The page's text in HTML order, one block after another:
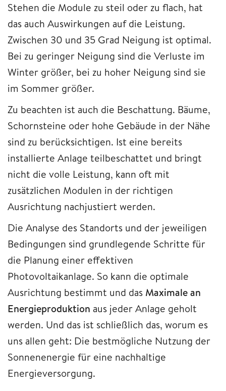
Stehen die Module zu steil oder zu flach, hat
das auch Auswirkungen auf die Leistung.
Zwischen 30 und 35 Grad Neigung ist optimal.
Bei zu geringer Neigung sind die Verluste im
Winter größer, bei zu hoher Neigung sind sie
im Sommer größer.
Zu beachten ist auch die Beschattung. Bäume,
Schornsteine oder hohe Gebäude in der Nähe
sind zu berücksichtigen. Ist eine bereits
installierte Anlage teilbeschattet und bringt
nicht die volle Leistung, kann oft mit
zusätzlichen Modulen in der richtigen
Ausrichtung nachjustiert werden.
Die Analyse des Standorts und der jeweiligen
Bedingungen sind grundlegende Schritte für
die Planung einer effektiven
Photovoltaikanlage. So kann die optimale
Ausrichtung bestimmt und das Maximale an
Energieproduktion aus jeder Anlage geholt
werden. Und das ist schließlich das, worum es
uns allen geht: Die bestmögliche Nutzung der
Sonnenenergie für eine nachhaltige
Energieversorgung.